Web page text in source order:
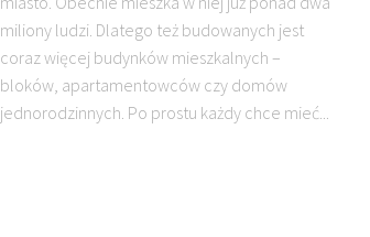
miliony ludzi. Dlatego też budowanych jest
coraz więcej budynków mieszkalnych –
bloków, apartamentowców czy domów
jednorodzinnych. Po prostu każdy chce mieć...